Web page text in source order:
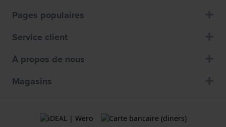
Pages populaires
Service client
À propos de nous
Magasins